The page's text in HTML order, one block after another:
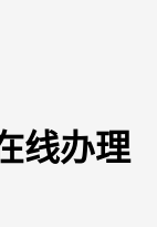
线办理